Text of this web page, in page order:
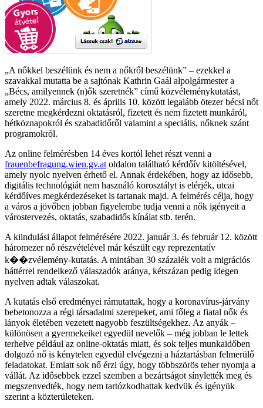
A nőkkel beszélünk és nem a nőkről beszélünk
– ezekkel a
szavakkal mutatta be a sajtónak Kathrin Gaál alpolgármester a
„Bécs, amilyennek (n)ők szeretnék” című közvéleménykutatást,
amely 2022. március 8. és április 10. között legalább ötezer bécsi nőt
szeretne megkérdezni oktatásról, fizetett és nem fizetett munkáról,
hétköznapokról és szabadidőről valamint a speciális, nőknek szánt
programokról.
Az online felmérésben 14 éves kortól lehet részt venni a
frauenbefragung.wien.gv.at oldalon található kérdőív kitöltésével,
amely nyolc nyelven érhető el. Annak érdekében, hogy az idősebb,
digitális technológiát nem használó korosztályt is elérjék, utcai
kérdőíves megkérdezéseket is tartanak majd. A felmérés célja, hogy
a város a jövőben jobban figyelembe tudja venni a nők igényeit a
várostervezés, oktatás, szabadidős kínálat stb. terén.
A kiindulási állapot felmérésére 2022. január 3. és február 12. között
háromezer nő részvételével már készült egy reprezentatív
k��zvélemény-kutatás. A mintában 30 százalék volt a migrációs
háttérrel rendelkező válaszadók aránya, kétszázan pedig idegen
nyelven adtak válaszokat.
A kutatás első eredményei rámutattak, hogy a koronavírus-járvány
bebetonozza a régi társadalmi szerepeket, ami főleg a fiatal nők és
lányok életében vezetett nagyobb feszültségekhez. Az anyák –
különösen a gyermekeiket egyedül nevelők – még jobban le lettek
terhelve például az online-oktatás miatt, és sok teljes munkaidőben
dolgozó nő is kénytelen egyedül elvégezni a háztartásban felmerülő
feladatokat. Emiatt sok nő érzi úgy, hogy többszörös teher nyomja a
vállát. Az idősebbek ezzel szemben a bezártságot sínylették meg és
megszenvedték, hogy nem tartózkodhattak kedvük és igényük
szerint a közterületeken.